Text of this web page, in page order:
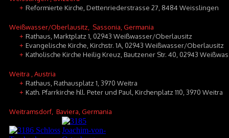
+ Reformierte Kirche, Dettenriederstrasse 27, 8484 Weisslingen
Weißwasser/Oberlausitz , Sassonia, Germania
+ Rathaus, Marktplatz 1, 02943 Weißwasser/Oberlausitz
+ Evangelische Kirche, Kirchstr. 1A, 02943 Weißwasser/Oberlausitz
+ Katholische Kirche Heilig Kreuz, Bautzener Str. 40, 02943
Weitra , Austria
+ Rathaus, Rathausplatz 1, 3970 Weitra
+ Kath. Pfarrkirche hll. Peter und Paul, Kirchenplatz 110, 3970 Weitra
Weitramsdorf , Baviera, Germania